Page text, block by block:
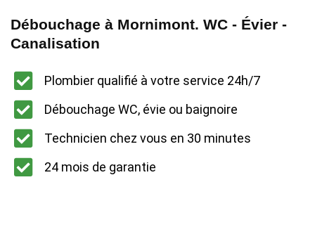
Débouchage à Mornimont. WC - Évier -
Canalisation
Plombier qualifié à votre service 24h/7
Débouchage WC, évie ou baignoire
Technicien chez vous en 30 minutes
24 mois de garantie